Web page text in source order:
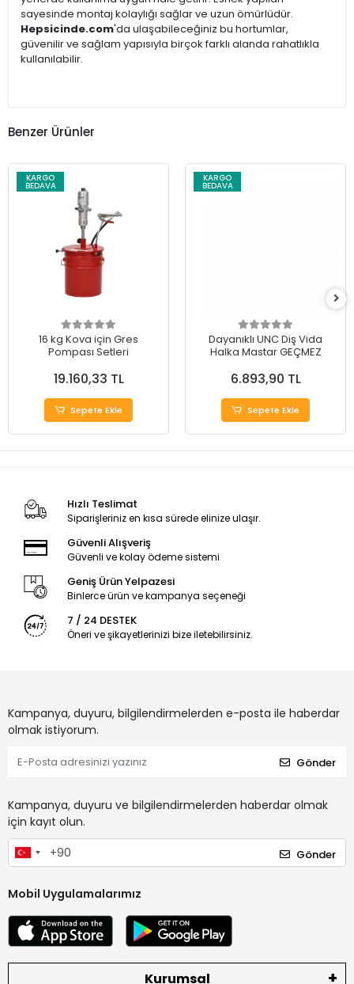
sayesinde montaj kolaylığı sağlar ve uzun ömürlüdür.
Hepsicinde.com'da ulaşabileceğiniz bu hortumlar,
güvenilir ve sağlam yapısıyla birçok farklı alanda rahatlıkla
kullanılabilir.
Benzer Ürünler
KARGO
BEDAVA
16 kg Kova için Gres
Pompası Setleri
19.160,33 TL
Sepete Ekle
KARGO
BEDAVA
Dayanıklı UNC Diş Vida
Halka Mastar GEÇMEZ
6.893,90 TL
Sepete Ekle
Hızlı Teslimat
Siparişleriniz en kısa sürede elinize ulaşır.
Güvenli Alışveriş
Güvenli ve kolay ödeme sistemi
Geniş Ürün Yelpazesi
Binlerce ürün ve kampanya seçeneği
7 / 24 DESTEK
Öneri ve şikayetlerinizi bize iletebilirsiniz.
Kampanya, duyuru, bilgilendirmelerden e-posta ile haberdar
olmak istiyorum.
Gönder
Kampanya, duyuru ve bilgilendirmelerden haberdar olmak
için kayıt olun.
Gönder
Mobil Uygulamalarımız
Kurumsal